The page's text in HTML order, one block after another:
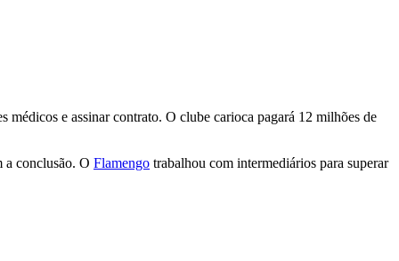
médicos e assinar contrato. O clube carioca pagará 12 milhões de
a conclusão. O Flamengo trabalhou com intermediários para superar